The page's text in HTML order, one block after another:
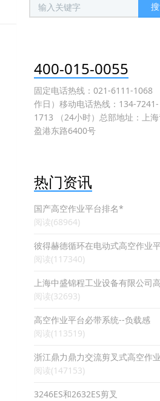
400-015-0055
固定电话热线：021-6111-1068
作日）移动电话热线：134-7241-
1713 （24小时）总部地址：上
盈港东路6400号
热门资讯
国产高空作业平台排名*
阅读(68964)
彼得赫德循环在电动式高空作业
阅读(117340)
上海中盛锦程工业设备有限公司高
阅读(32693)
高空作业平台必带系统--负载感
阅读(113519)
浙江鼎力鼎力交流剪叉式高空作业
阅读(147153)
3246ES和2632ES剪叉